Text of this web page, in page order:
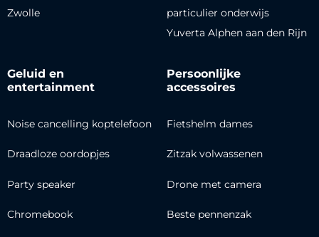
Zwolle
particulier onderwijs
Yuverta Alphen aan den Rijn
Geluid en
entertainment
Noise cancelling koptelefoon
Draadloze oordopjes
Party speaker
Chromebook
Persoonlijke
accessoires
Fietshelm dames
Zitzak volwassenen
Drone met camera
Beste pennenzak